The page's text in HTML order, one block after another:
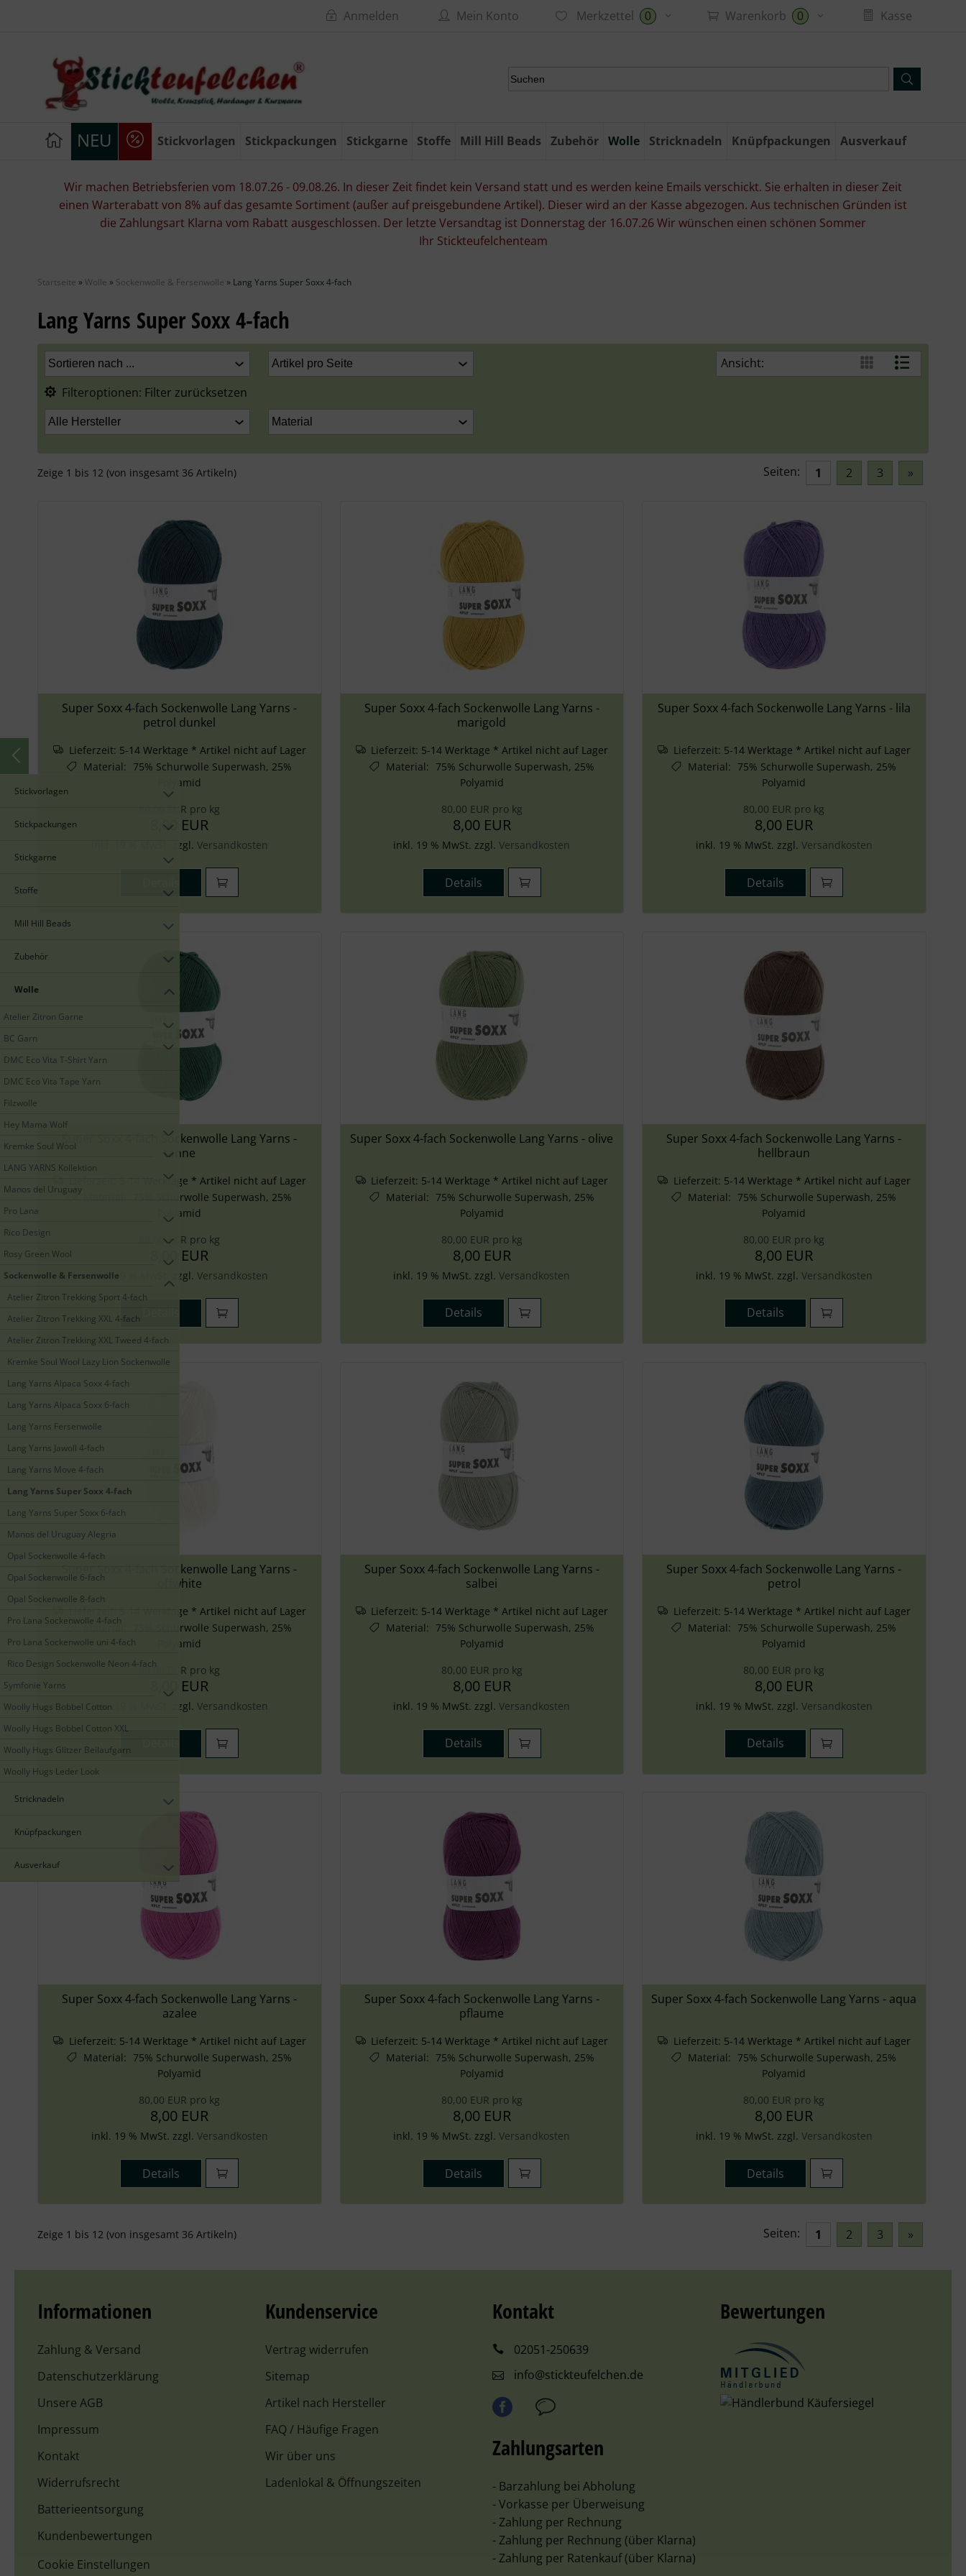
Anmelden Mein Konto Merkzettel 0 Warenkorb 0 Kasse
NEU Stickvorlagen Stickpackungen Stickgarne Stoffe Mill Hill Beads Zubehör Wolle Stricknadeln Knüpfpackungen Ausverkauf
Stickvorlagen
Stickpackungen
Stickgarne
Stoffe
Mill Hill Beads
Zubehör
Wolle
Atelier Zitron Garne
BC Garn
DMC Eco Vita T-Shirt Yarn
DMC Eco Vita Tape Yarn
Filzwolle
Hey Mama Wolf
Kremke Soul Wool
LANG YARNS Kollektion
Manos del Uruguay
Pro Lana
Rico Design
Rosy Green Wool
Sockenwolle & Fersenwolle
Atelier Zitron Trekking Sport 4-fach
Atelier Zitron Trekking XXL 4-fach
Atelier Zitron Trekking XXL Tweed 4-fach
Kremke Soul Wool Lazy Lion Sockenwolle
Lang Yarns Alpaca Soxx 4-fach
Lang Yarns Alpaca Soxx 6-fach
Lang Yarns Fersenwolle
Lang Yarns Jawoll 4-fach
Lang Yarns Move 4-fach
Lang Yarns Super Soxx 4-fach
Lang Yarns Super Soxx 6-fach
Manos del Uruguay Alegria
Opal Sockenwolle 4-fach
Opal Sockenwolle 6-fach
Opal Sockenwolle 8-fach
Pro Lana Sockenwolle 4-fach
Pro Lana Sockenwolle uni 4-fach
Rico Design Sockenwolle Neon 4-fach
Symfonie Yarns
Woolly Hugs Bobbel Cotton
Woolly Hugs Bobbel Cotton XXL
Woolly Hugs Glitzer Beilaufgarn
Woolly Hugs Leder Look
Stricknadeln
Knüpfpackungen
Ausverkauf
Wir machen Betriebsferien vom 18.07.26 - 09.08.26. In dieser Zeit findet kein Versand statt und es werden keine Emails verschickt. Sie erhalten in dieser Zeit
einen Warterabatt von 8% auf das gesamte Sortiment (außer auf preisgebundene Artikel). Dieser wird an der Kasse abgezogen. Aus technischen Gründen ist
die Zahlungsart Klarna vom Rabatt ausgeschlossen. Der letzte Versandtag ist Donnerstag der 16.07.26 Wir wünschen einen schönen Sommer
Ihr Stickteufelchenteam
Startseite » Wolle » Sockenwolle & Fersenwolle » Lang Yarns Super Soxx 4-fach
Lang Yarns Super Soxx 4-fach
Ansicht:
Filteroptionen: Filter zurücksetzen
Zeige 1 bis 12 (von insgesamt 36 Artikeln) Seiten: 1 2 3 »
Super Soxx 4-fach Sockenwolle Lang Yarns -
petrol dunkel
Lieferzeit: 5-14 Werktage * Artikel nicht auf Lager
Material: 75% Schurwolle Superwash, 25%
Polyamid
80,00 EUR pro kg
8,00 EUR
inkl. 19 % MwSt. zzgl. Versandkosten
Super Soxx 4-fach Sockenwolle Lang Yarns -
marigold
Lieferzeit: 5-14 Werktage * Artikel nicht auf Lager
Material: 75% Schurwolle Superwash, 25%
Polyamid
80,00 EUR pro kg
8,00 EUR
inkl. 19 % MwSt. zzgl.Versandkosten
Details
Super Soxx 4-fach Sockenwolle Lang Yarns - lila
Lieferzeit: 5-14 Werktage * Artikel nicht auf Lager
Material: 75% Schurwolle Superwash, 25%
Polyamid
80,00 EUR pro kg
8,00 EUR
inkl. 19 % MwSt. zzgl. Versandkosten
Details
Super Soxx 4-fach Sockenwolle Lang Yarns -
tanne
5-14 Werktage * Artikel nicht auf Lager
75% Schurwolle Superwash, 25%
Polyamid
80,00 EUR pro kg
8,00 EUR
inkl. 19 % MwSt. zzgl. Versandkosten
Super Soxx 4-fach Sockenwolle Lang Yarns - olive
Lieferzeit: 5-14 Werktage * Artikel nicht auf Lager
Material: 75% Schurwolle Superwash, 25%
Polyamid
80,00 EUR pro kg
8,00 EUR
inkl. 19 % MwSt. zzgl.Versandkosten
Details
Super Soxx 4-fach Sockenwolle Lang Yarns -
hellbraun
Lieferzeit: 5-14 Werktage * Artikel nicht auf Lager
Material: 75% Schurwolle Superwash, 25%
Polyamid
80,00 EUR pro kg
8,00 EUR
inkl. 19 % MwSt. zzgl. Versandkosten
Details
Super Soxx 4-fach Sockenwolle Lang Yarns -
offwhite
5-14 Werktage * Artikel nicht auf Lager
Material
75% Schurwolle Superwash, 25%
Polyamid
80,00 EUR pro kg
8,00 EUR
inkl. 19 % MwSt. zzgl. Versandkosten
Super Soxx 4-fach Sockenwolle Lang Yarns -
salbei
Lieferzeit: 5-14 Werktage * Artikel nicht auf Lager
Material: 75% Schurwolle Superwash, 25%
Polyamid
80,00 EUR pro kg
8,00 EUR
inkl. 19 % MwSt. zzgl.Versandkosten
Details
Super Soxx 4-fach Sockenwolle Lang Yarns -
petrol
Lieferzeit: 5-14 Werktage * Artikel nicht auf Lager
Material: 75% Schurwolle Superwash, 25%
Polyamid
80,00 EUR pro kg
8,00 EUR
inkl. 19 % MwSt. zzgl. Versandkosten
Details
Super Soxx 4-fach Sockenwolle Lang Yarns -
azalee
Lieferzeit: 5-14 Werktage * Artikel nicht auf Lager
Material: 75% Schurwolle Superwash, 25%
Polyamid
80,00 EUR pro kg
8,00 EUR
inkl. 19 % MwSt. zzgl. Versandkosten
Details
Super Soxx 4-fach Sockenwolle Lang Yarns -
pflaume
Lieferzeit: 5-14 Werktage * Artikel nicht auf Lager
Material: 75% Schurwolle Superwash, 25%
Polyamid
80,00 EUR pro kg
8,00 EUR
inkl. 19 % MwSt. zzgl.Versandkosten
Details
Super Soxx 4-fach Sockenwolle Lang Yarns - aqua
Lieferzeit: 5-14 Werktage * Artikel nicht auf Lager
Material: 75% Schurwolle Superwash, 25%
Polyamid
80,00 EUR pro kg
8,00 EUR
inkl. 19 % MwSt. zzgl. Versandkosten
Details
Zeige 1 bis 12 (von insgesamt 36 Artikeln) Seiten: 1 2 3 »
Informationen
Zahlung & Versand
Datenschutzerklärung
Unsere AGB
Impressum
Kontakt
Widerrufsrecht
Batterieentsorgung
Kundenbewertungen
Cookie Einstellungen
Kundenservice
Vertrag widerrufen
Sitemap
Artikel nach Hersteller
FAQ / Häufige Fragen
Wir über uns
Ladenlokal & Öffnungszeiten
Kontakt
02051-250639
info@stickteufelchen.de
Zahlungsarten
- Barzahlung bei Abholung
- Vorkasse per Überweisung
- Zahlung per Rechnung
- Zahlung per Rechnung (über Klarna)
- Zahlung per Ratenkauf (über Klarna)
Bewertungen